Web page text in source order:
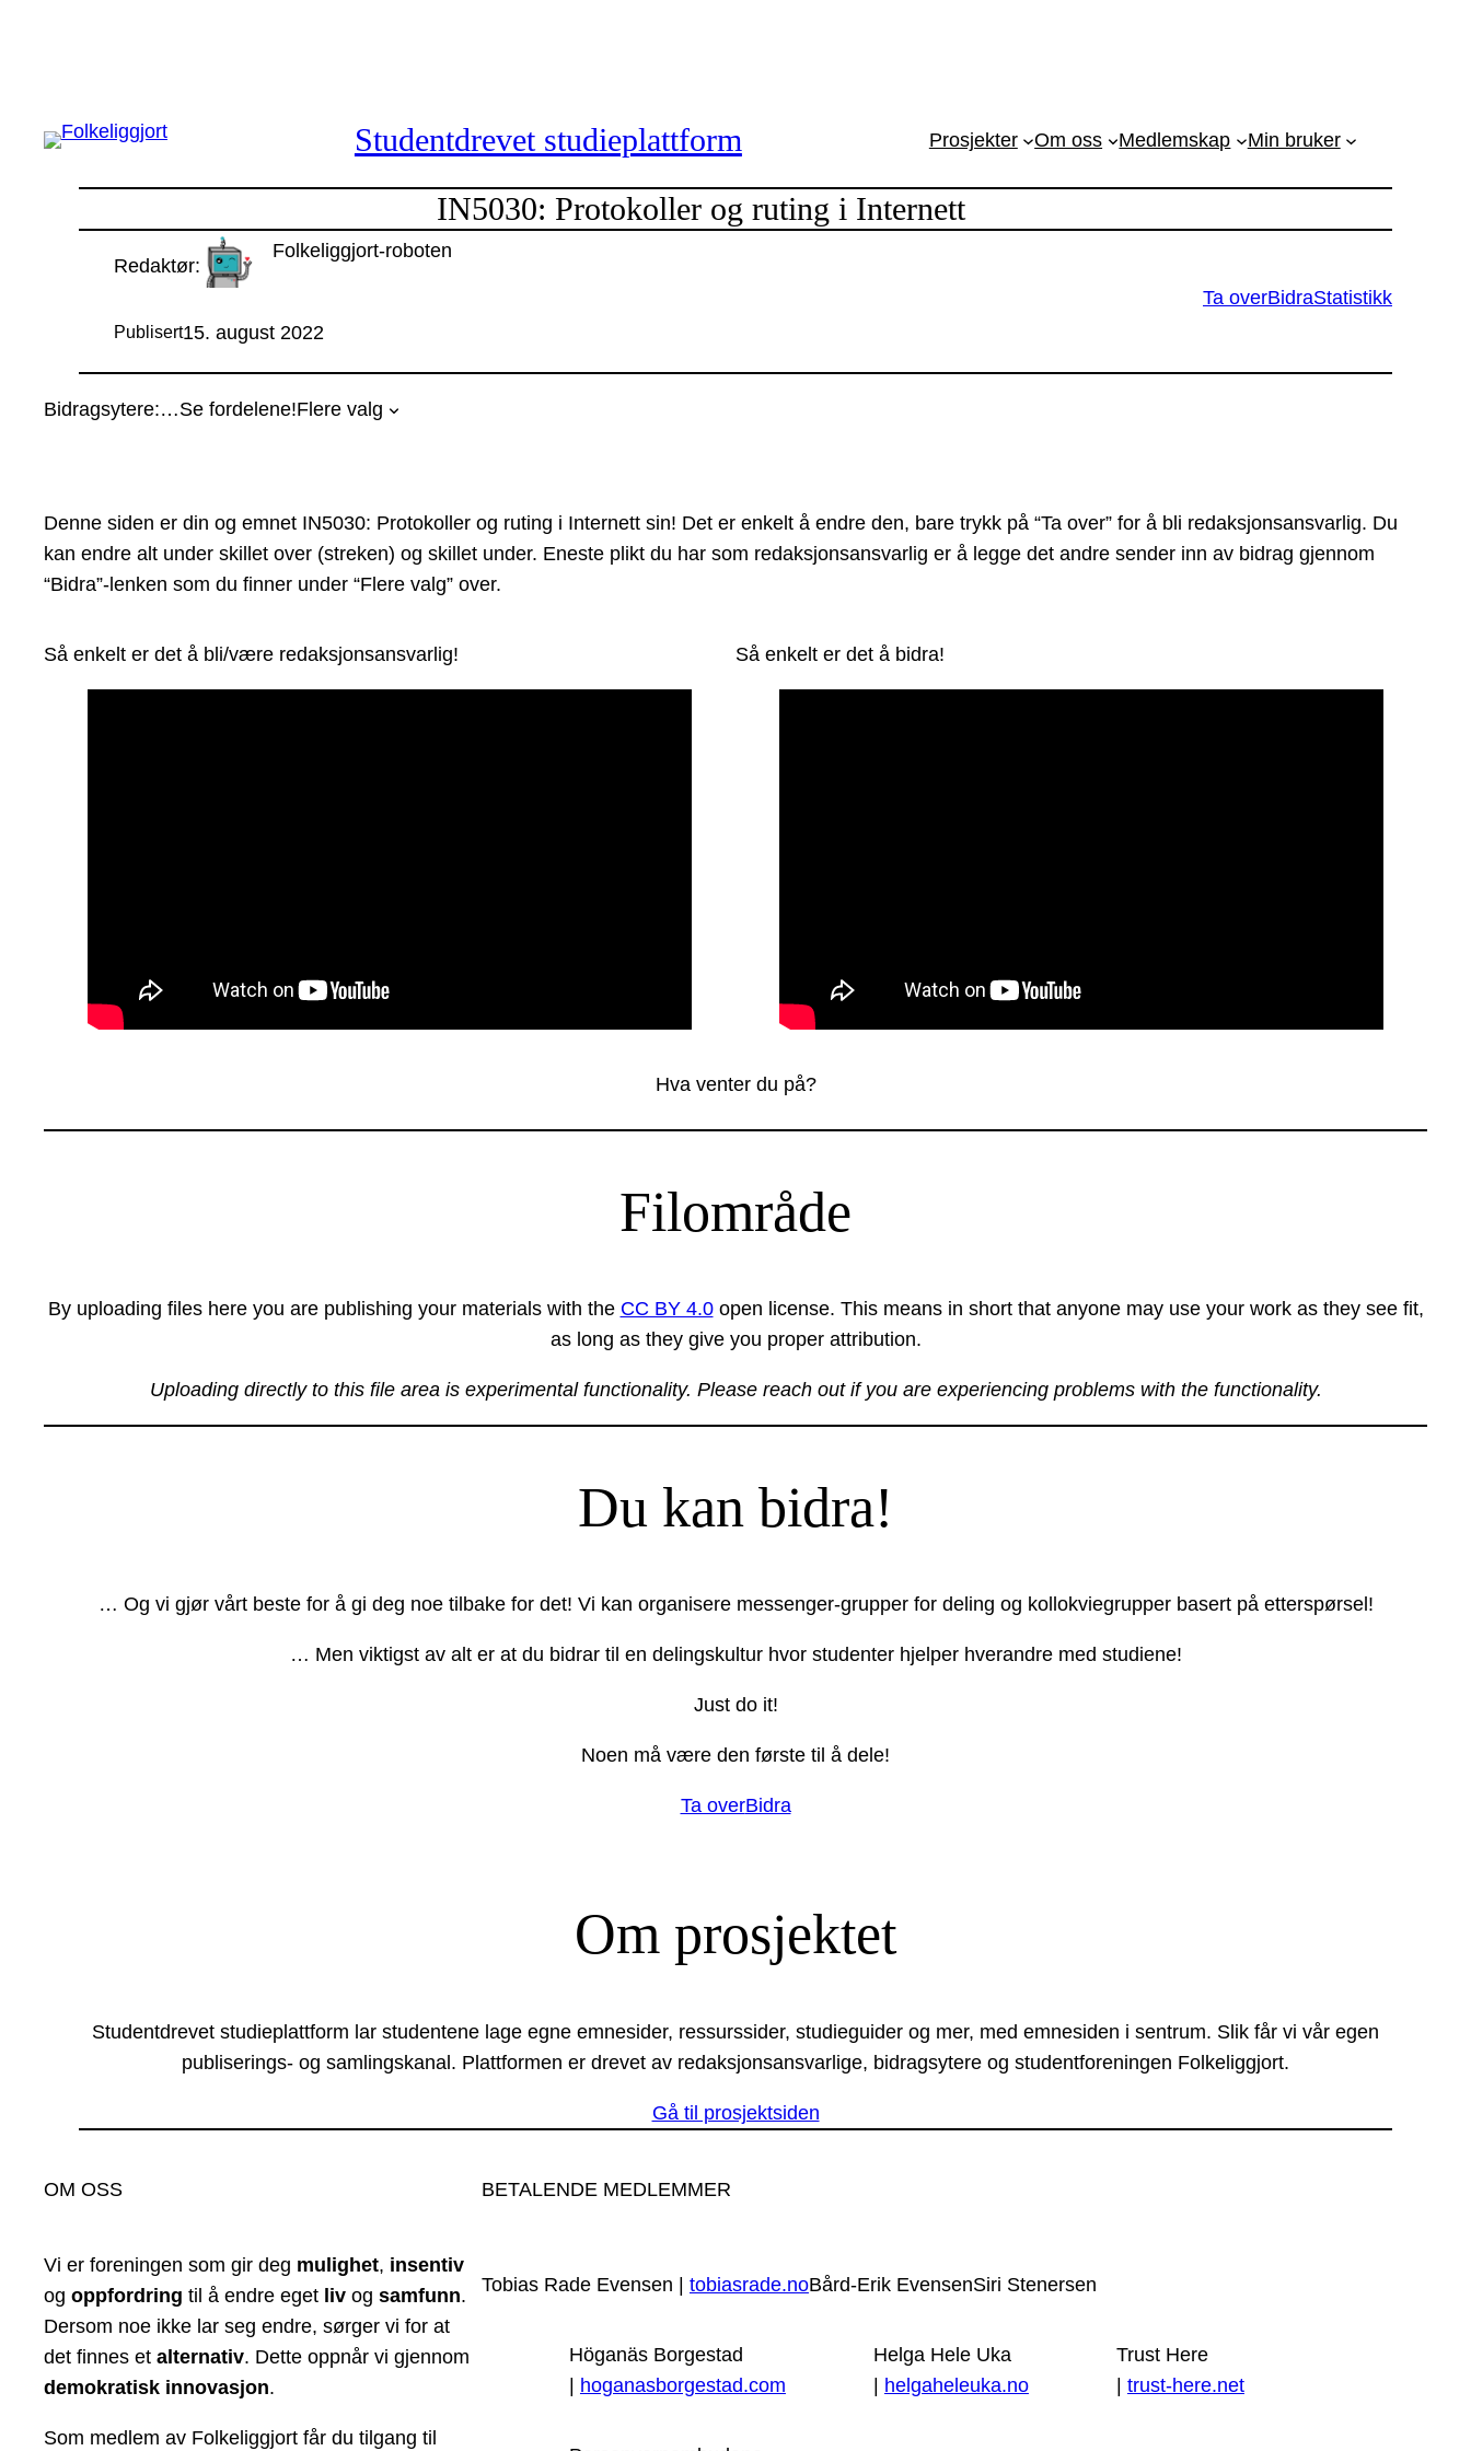
Studentdrevet studieplattform Prosjekter Om oss Medlemskap Min bruker
IN5030: Protokoller og ruting i Internett
Redaktør:
Folkeliggjort-roboten
Publisert15. august 2022
Ta overBidraStatistikk
Bidragsytere:…Se fordelene!Flere valg
Denne siden er din og emnet IN5030: Protokoller og ruting i Internett sin! Det er enkelt å endre den, bare trykk på “Ta over” for å bli redaksjonsansvarlig. Du
kan endre alt under skillet over (streken) og skillet under. Eneste plikt du har som redaksjonsansvarlig er å legge det andre sender inn av bidrag gjennom
“Bidra”-lenken som du finner under “Flere valg” over.
Så enkelt er det å bli/være redaksjonsansvarlig! Så enkelt er det å bidra!
Hva venter du på?
Filområde
By uploading files here you are publishing your materials with the CC BY 4.0open license. This means in short that anyone may use your work as they see fit,
as long as they give you proper attribution.
Uploading directly to this file area is experimental functionality. Please reach out if you are experiencing problems with the functionality.
Du kan bidra!
… Og vi gjør vårt beste for å gi deg noe tilbake for det! Vi kan organisere messenger-grupper for deling og kollokviegrupper basert på etterspørsel!
… Men viktigst av alt er at du bidrar til en delingskultur hvor studenter hjelper hverandre med studiene!
Just do it!
Noen må være den første til å dele!
Ta overBidra
Om prosjektet
Studentdrevet studieplattform lar studentene lage egne emnesider, ressurssider, studieguider og mer, med emnesiden i sentrum. Slik får vi vår egen
publiserings- og samlingskanal. Plattformen er drevet av redaksjonsansvarlige, bidragsytere og studentforeningen Folkeliggjort.
Gå til prosjektsiden
OM OSS
Vi er foreningen som gir deg mulighet, insentiv
og oppfordring til å endre eget liv og samfunn.
Dersom noe ikke lar seg endre, sørger vi for at
det finnes et alternativ. Dette oppnår vi gjennom
demokratisk innovasjon.
Som medlem av Folkeliggjort får du tilgang til
BETALENDE MEDLEMMER
Tobias Rade Evensen | tobiasrade.noBård-Erik EvensenSiri Stenersen
Höganäs Borgestad
| hoganasborgestad.com
Helga Hele Uka
| helgaheleuka.no
Trust Here
| trust-here.net